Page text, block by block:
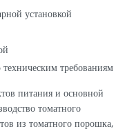
установкой
требованиям
питания и основной
томатного
из томатного порошка,